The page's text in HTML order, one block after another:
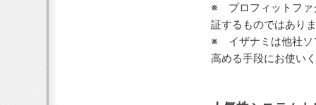
※ プロフィットファ
証するものではあり
※ イザナミは他社ソ
高める手段にお使い